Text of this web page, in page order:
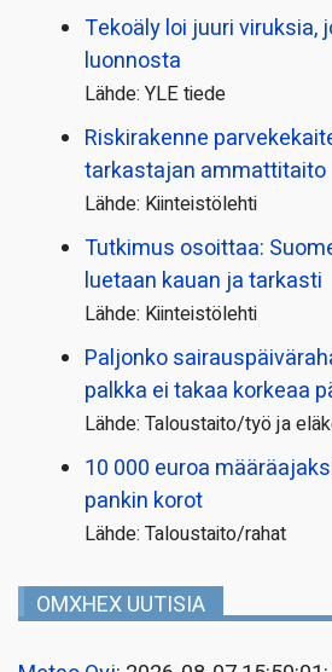
Tekoäly loi juuri viruksia,
luonnosta
Lähde: YLE tiede
Riskirakenne
tarkastajan ammattitaito
Lähde: Kiinteistölehti
Tutkimus osoittaa:
luetaan kauan ja tarkasti
Lähde: Kiinteistölehti
Paljonko
palkka ei takaa korkeaa
Lähde: Taloustaito/työ ja
10 000 euroa
pankin korot
Lähde: Taloustaito/rahat
OMXHEX UUTISIA